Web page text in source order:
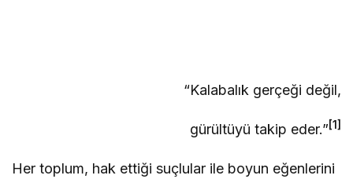
“Kalabalık gerçeği değil,
gürültüyü takip eder.” [1]
Her toplum, hak ettiği suçlular ile boyun eğenlerini